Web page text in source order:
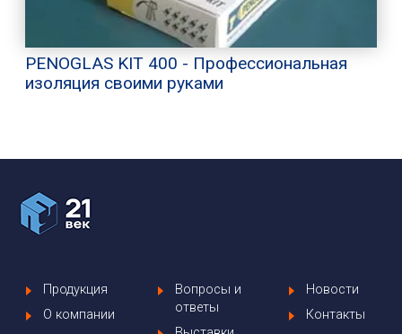
PENOGLAS KIT 400 - Профессиональная
изоляция своими руками
Продукция
О компании
Вопросы и
ответы
Новости
Контакты